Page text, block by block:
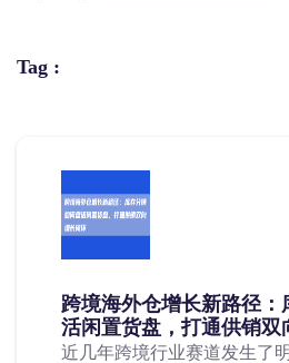
Tag :
跨境海外仓增长新路径：
活闲置货盘，打通供销双
近几年跨境行业赛道发生了